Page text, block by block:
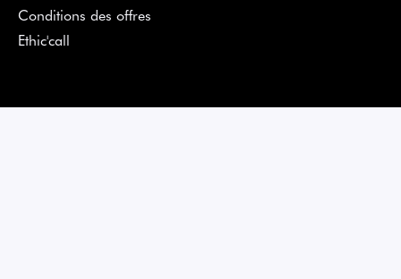
Conditions des offres
Ethic'call